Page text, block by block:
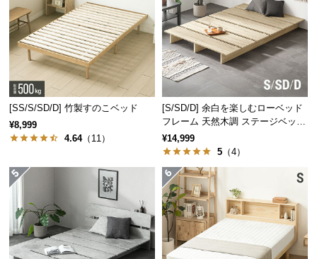
い
て
搬
経
路
に
つ
て
返
品・
キ
ャ
高さ 約45㎝
一般的なベッドとの比較
一般的なベッド 当商品
[SS/S/SD/D] 竹製すのこベッド
¥8,999
4.64（11）
[S/SD/D] 余白を楽しむローベッド
フレーム 天然木調 ステージベッド
ロボット掃除機対応
¥14,999
5 （4）